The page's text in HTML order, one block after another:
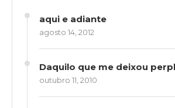
aqui e adiante
agosto 14, 2012
Daquilo que me deixou
outubro 11, 2010